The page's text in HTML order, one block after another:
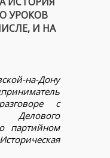
УРОКОВ
И НА
на-Дону
с
партийном